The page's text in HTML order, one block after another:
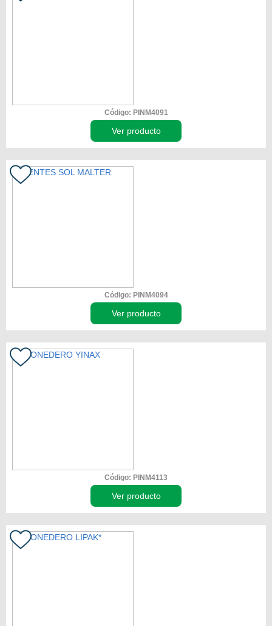
Código: PINM4091
Ver producto
Código: PINM4094
Ver producto
Código: PINM4113
Ver producto